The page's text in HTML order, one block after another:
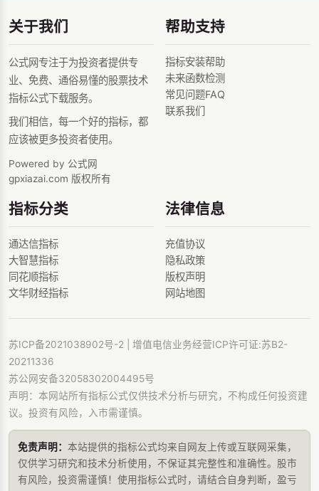
关于我们
公式网专注于为投资者提供专
业、免费、通俗易懂的股票技术
指标公式下载服务。
我们相信，每一个好的指标，都
应该被更多投资者使用。
Powered by 公式网
gpxiazai.com 版权所有
帮助支持
指标安装帮助
未来函数检测
常见问题FAQ
联系我们
指标分类
通达信指标
大智慧指标
同花顺指标
文华财经指标
法律信息
充值协议
隐私政策
版权声明
网站地图
苏ICP备2021038902号-2 | 增值电信业务经营ICP许可证:苏B2-
20211336
苏公网安备32058302004495号
声明：本网站所有指标公式仅供技术分析与研究，不构成任何投资建
议。投资有风险，入市需谨慎。
免责声明： 本站提供的指标公式均来自网友上传或互联网采集，
仅供学习研究和技术分析使用，不保证其完整性和准确性。股市
有风险，投资需谨慎！使用指标公式时，请结合自身判断，盈亏